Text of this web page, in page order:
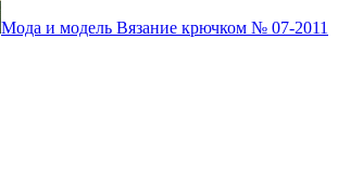
Мода и модель Вязание крючком № 07-2011